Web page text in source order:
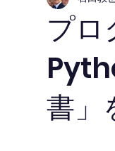
プロ
書」